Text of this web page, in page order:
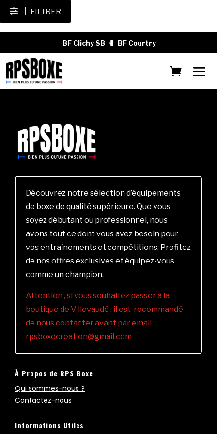
FILTRER
BF Clichy SB 🥊 BF Courtry
Découvrez notre sélection d’équipements
de boxe de qualité supérieure. Que vous
soyez débutant ou professionnel, nous
avons tout ce dont vous avez besoin pour
vos entraînements et compétitions. Profitez
de nos offres exclusives et équipez-vous
comme un champion.
Attention , si vous souhaitez passer à la
boutique de Villevaudé , il est recommandé
de nous contacter avant par email :
rpsboxecreation@gmail.com
À Propos de RPS Boxe
Qui sommes-nous ?
Contactez-nous
Informations Utiles